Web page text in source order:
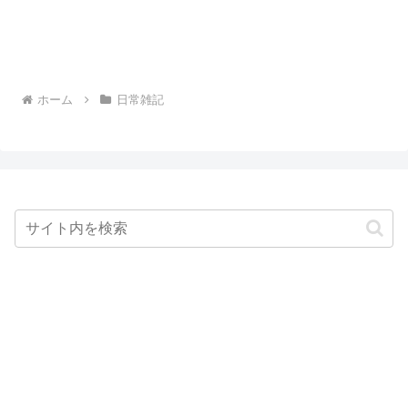
ホーム 日常雑記